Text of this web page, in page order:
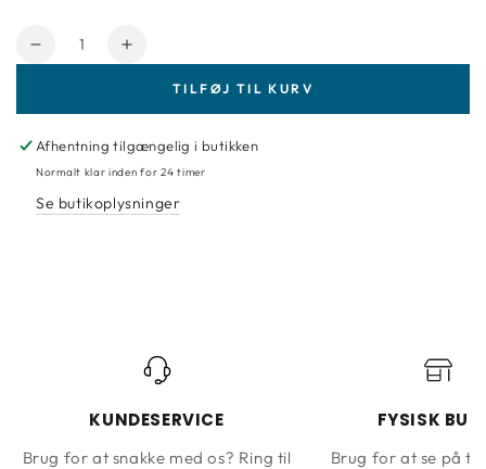
Antal
Reducer
folie
med
York
Forøg
folie
med
York
TILFØJ TIL KURV
Afhentning tilgængelig i butikken
Normalt klar inden for 24 timer
Se butikoplysninger
KUNDESERVICE
Brug for at snakke med os? Ring til
FYSISK
Brug for at se på